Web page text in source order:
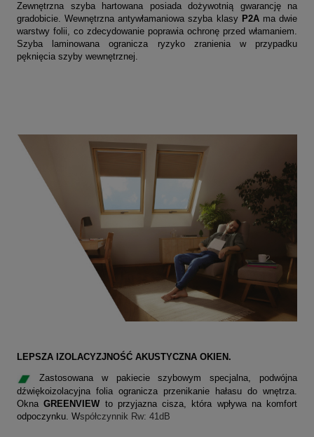
Zewnętrzna szyba hartowana posiada dożywotnią gwarancję na
gradobicie. Wewnętrzna antywłamaniowa szyba klasy P2Ama dwie
warstwy folii, co zdecydowanie poprawia ochronę przed włamaniem.
Szyba laminowana ogranicza ryzyko zranienia w przypadku
pęknięcia szyby wewnętrznej.
LEPSZA IZOLACYZJNOŚĆ AKUSTYCZNA OKIEN.
Zastosowana w pakiecie szybowym specjalna, podwójna
dźwiękoizolacyjna folia ogranicza przenikanie hałasu do wnętrza.
OknaGREENVIEW to przyjazna cisza, która wpływa na komfort
odpoczynku. Współczynnik Rw: 41dB